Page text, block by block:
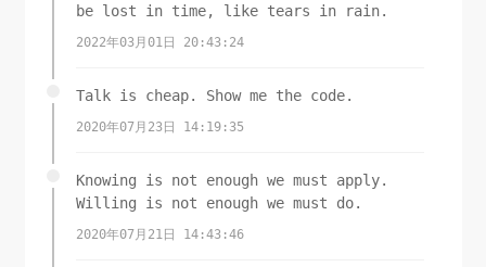
be lost in time, like tears in rain.
2022年03月01日 20:43:24
Talk is cheap. Show me the code.
2020年07月23日 14:19:35
Knowing is not enough we must apply.
Willing is not enough we must do.
2020年07月21日 14:43:46